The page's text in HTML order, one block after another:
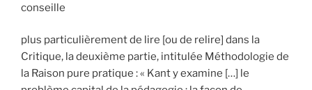
conseille
plus particulièrement de lire [ou de relire] dans la
Critique, la deuxième partie, intitulée Méthodologie de
la Raison pure pratique : « Kant y examine […] le